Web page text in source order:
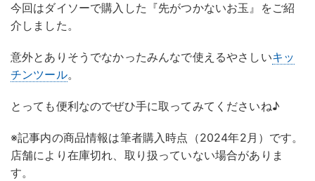
今回はダイソーで購入した『先がつかないお玉』をご紹
介しました。
意外とありそうでなかったみんなで使えるやさしいキッ
チンツール。
とっても便利なのでぜひ手に取ってみてくださいね♪
※記事内の商品情報は筆者購入時点（2024年2月）です。
店舗により在庫切れ、取り扱っていない場合がありま
す。